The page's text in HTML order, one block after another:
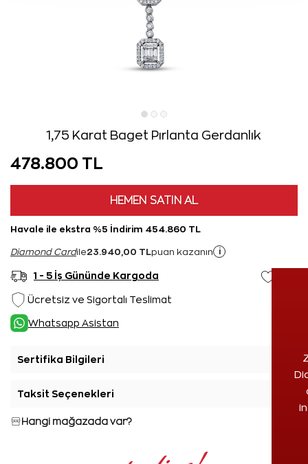
1,75 Karat Baget Pırlanta Gerdanlık
478.800 TL
HEMEN SATIN AL
Havale ile ekstra %5 İndirim 454.860 TL
Diamond Cardile23.940,00 TL puan kazanın i
1 - 5 İş Gününde Kargoda
Ücretsiz ve Sigortalı Teslimat
Whatsapp Asistan
Sertifika Bilgileri
Taksit Seçenekleri
Hangi mağazada var?